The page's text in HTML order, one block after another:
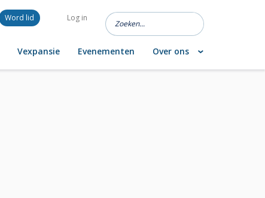
Word lid Log in
Vexpansie Evenementen Over ons